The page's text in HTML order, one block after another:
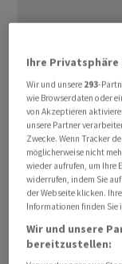
Der karge
Gasvorkommen.
mitunter knapp.
Stromausfällen
Netz überlastet.
verbessert, auch
Ihre
Wir und unsere 293-
wie Browserdaten oder
von Akzeptieren
unsere Partner
Zwecke. Wenn Tracker
möglicherweise nicht
wieder aufrufen, um Ihre
widerrufen, indem Sie
der Webseite klicken.
Informationen finden Sie
Wir und unsere
bereitzustellen: